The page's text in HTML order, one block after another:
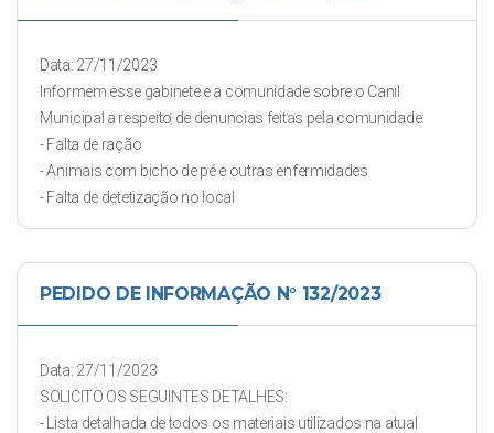
Data: 27/11/2023
Informem esse gabinete e a comunidade sobre o Canil
Municipal a respeito de denuncias feitas pela comunidade:
- Falta de ração
- Animais com bicho de pé e outras enfermidades
- Falta de detetização no local
PEDIDO DE INFORMAÇÃO N° 132/2023
Data: 27/11/2023
SOLICITO OS SEGUINTES DETALHES:
- Lista detalhada de todos os materiais utilizados na atual